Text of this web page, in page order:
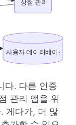
다. 다른 인증
관리 앱을 위
게다가, 더 많